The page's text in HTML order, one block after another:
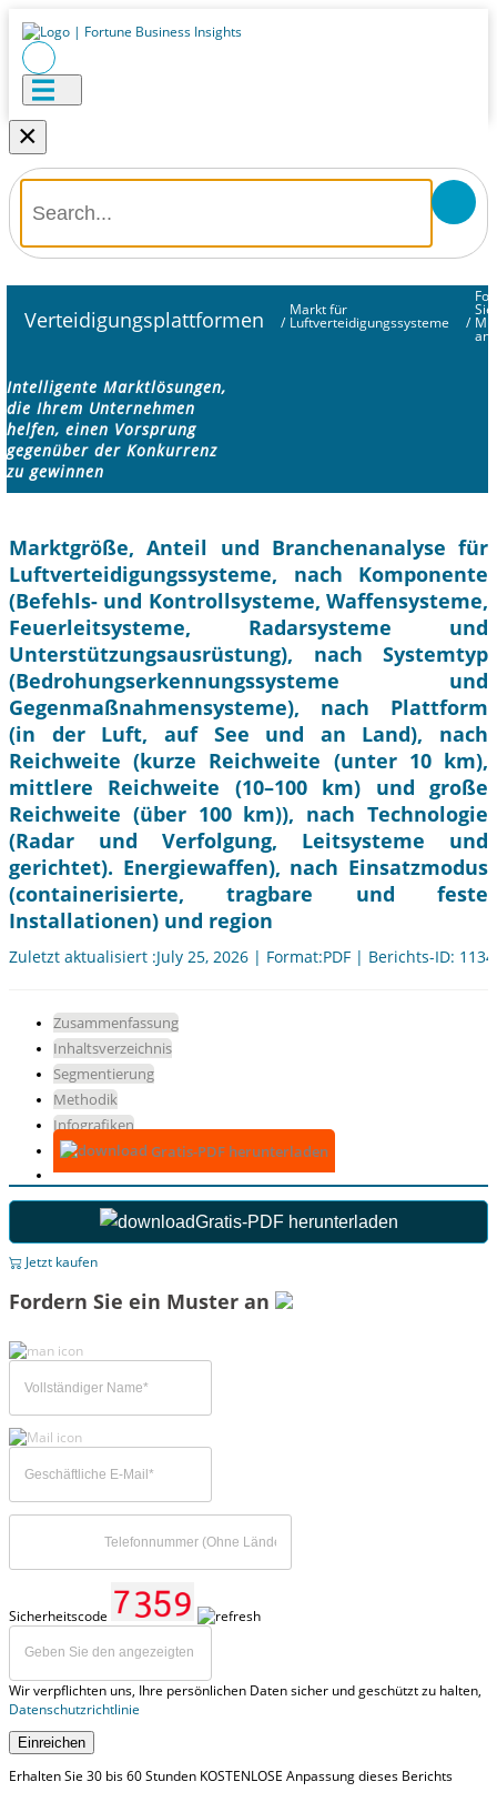
×
Verteidigungsplattformen /
Markt für
Luftverteidigungssysteme /
an
Intelligente Marktlösungen,
die Ihrem Unternehmen
helfen, einen Vorsprung
gegenüber der Konkurrenz
zu gewinnen
Marktgröße, Anteil und Branchenanalyse für
Luftverteidigungssysteme, nach Komponente
(Befehls- und Kontrollsysteme, Waffensysteme,
Feuerleitsysteme, Radarsysteme und
Unterstützungsausrüstung), nach Systemtyp
(Bedrohungserkennungssysteme und
Gegenmaßnahmensysteme), nach Plattform
(in der Luft, auf See und an Land), nach
Reichweite (kurze Reichweite (unter 10 km),
mittlere Reichweite (10–100 km) und große
Reichweite (über 100 km)), nach Technologie
(Radar und Verfolgung, Leitsysteme und
gerichtet). Energiewaffen), nach Einsatzmodus
(containerisierte, tragbare und feste
Installationen) und region
Zuletzt aktualisiert :July 25, 2026 | Format:PDF | Berichts-ID:
Zusammenfassung
Inhaltsverzeichnis
Segmentierung
Methodik
Infografiken
Gratis-PDF herunterladen
Gratis-PDF herunterladen
Jetzt kaufen
Fordern Sie ein Muster an
Sicherheitscode
Wir verpflichten uns, Ihre persönlichen Daten sicher und geschützt zu halten,
Datenschutzrichtlinie
Einreichen
Erhalten Sie 30 bis 60 Stunden KOSTENLOSE Anpassung dieses Berichts